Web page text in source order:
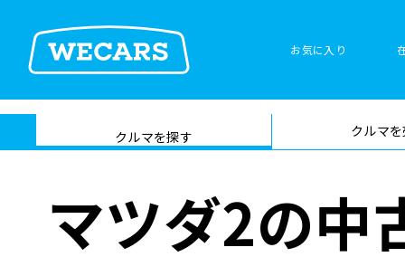
お気に入り
在庫検索
サイト内検
索
クルマを探す クルマ
マツダ2の中